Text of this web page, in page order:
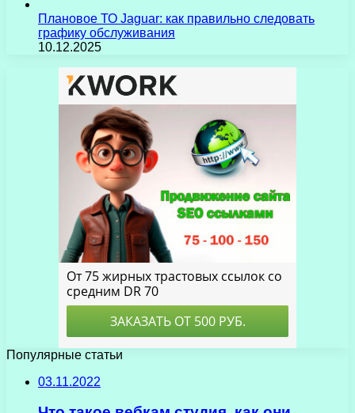
Плановое ТО Jaguar: как правильно следовать
графику обслуживания
10.12.2025
Популярные статьи
03.11.2022